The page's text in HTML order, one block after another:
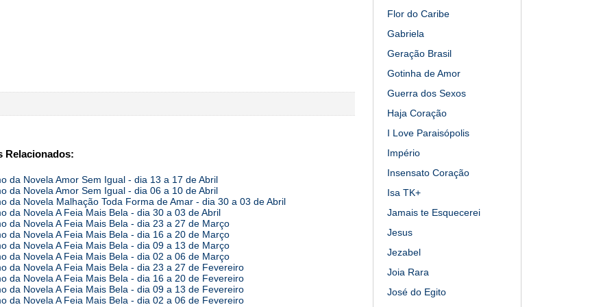
Relacionados:
da Novela Amor Sem Igual - dia 13 a 17 de Abril
da Novela Amor Sem Igual - dia 06 a 10 de Abril
da Novela Malhação Toda Forma de Amar - dia 30 a 03 de Abril
da Novela A Feia Mais Bela - dia 30 a 03 de Abril
da Novela A Feia Mais Bela - dia 23 a 27 de Março
da Novela A Feia Mais Bela - dia 16 a 20 de Março
da Novela A Feia Mais Bela - dia 09 a 13 de Março
da Novela A Feia Mais Bela - dia 02 a 06 de Março
da Novela A Feia Mais Bela - dia 23 a 27 de Fevereiro
da Novela A Feia Mais Bela - dia 16 a 20 de Fevereiro
da Novela A Feia Mais Bela - dia 09 a 13 de Fevereiro
da Novela A Feia Mais Bela - dia 02 a 06 de Fevereiro
Flor do Caribe
Gabriela
Geração Brasil
Gotinha de Amor
Guerra dos Sexos
Haja Coração
I Love Paraisópolis
Império
Insensato Coração
Isa TK+
Jamais te Esquecerei
Jesus
Jezabel
Joia Rara
José do Egito